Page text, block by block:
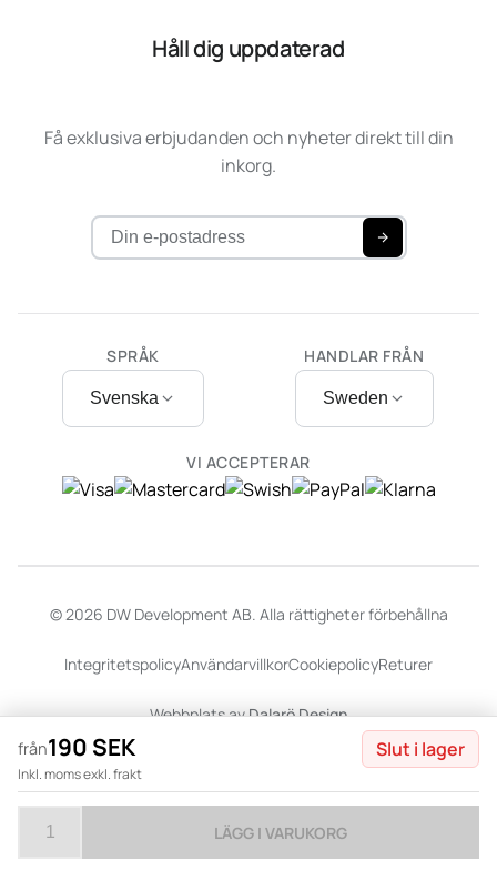
från190 SEK
Inkl. moms exkl. frakt
Slut i lager
LÄGG I VARUKORG
Håll dig uppdaterad
Få exklusiva erbjudanden och nyheter direkt till din
inkorg.
SPRÅK
Svenska
VI ACCEPTERAR
HANDLAR FRÅN
Sweden
© 2026 DW Development AB. Alla rättigheter förbehållna
IntegritetspolicyAnvändarvillkorCookiepolicyReturer
Webbplats avDalarö Design